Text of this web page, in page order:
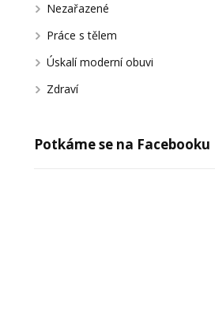
Nezařazené
Práce s tělem
Úskalí moderní obuvi
Zdraví
Potkáme se na Facebooku